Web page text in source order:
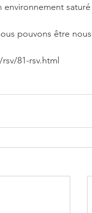
pouvons être
81-rsv.html